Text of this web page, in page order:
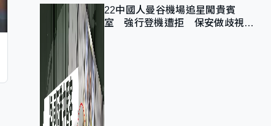
22中國人曼谷機場追星闖貴賓
室 強行登機遭拒 保安做歧視手